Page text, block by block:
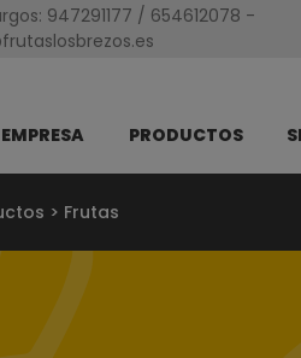
947291177 / 654612078 -
PRODUCTOS
> Frutas